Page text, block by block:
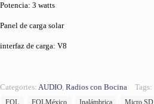
Potencia: 3 watts
Panel de carga solar
interfaz de carga: V8
Categories: AUDIO, Radios con Bocina Tags: